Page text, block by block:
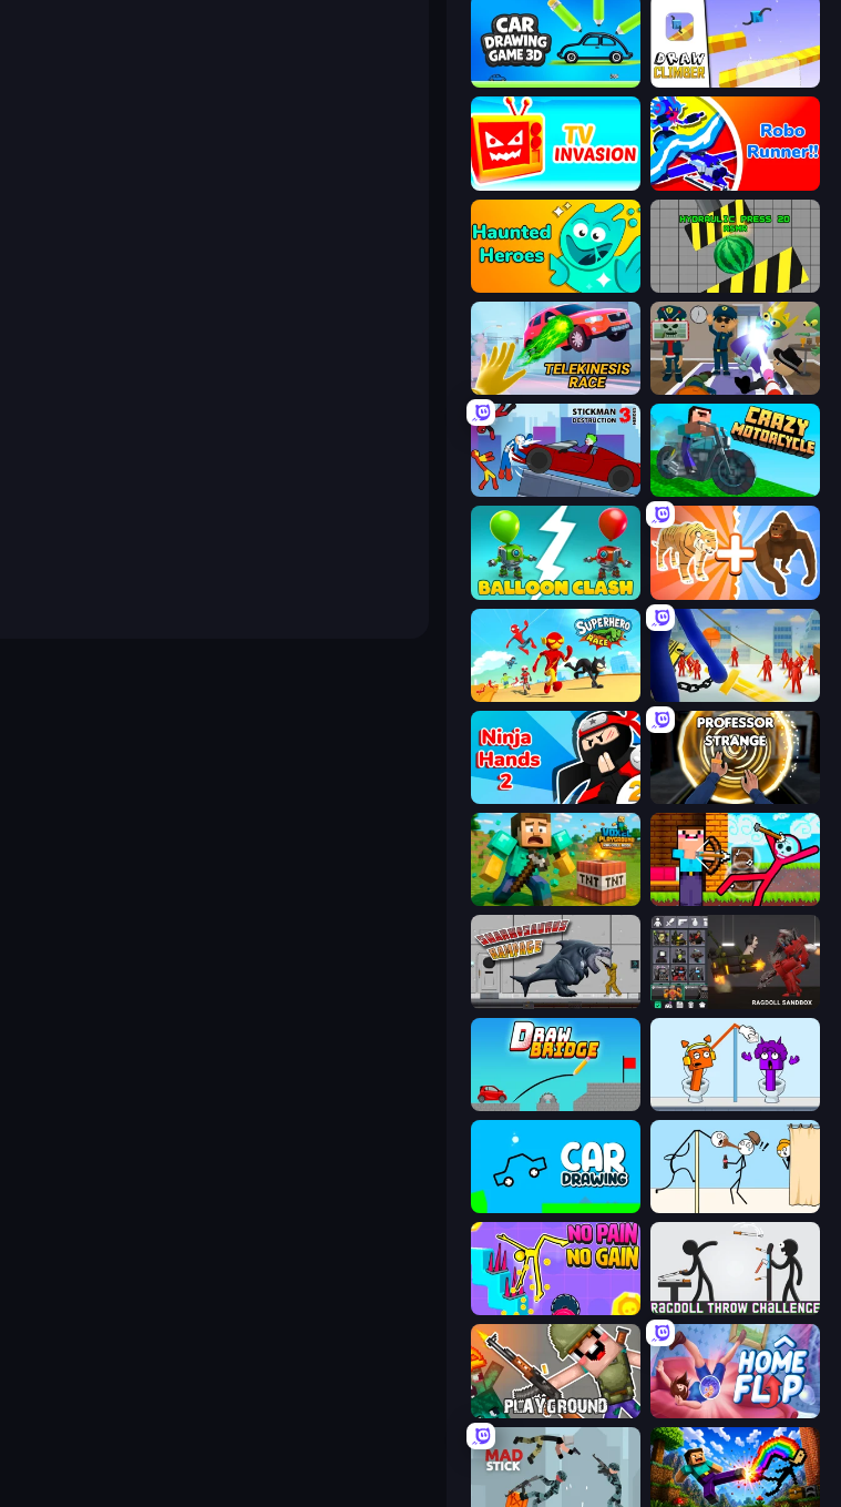
Car Drawing Game 3D Draw Climber
TV Invasion Robo Runner
Haunted Heroes Hydraulic Press 2D ASMR
Telekinesis Race 3D Find The Alien
Stickman Destruction 3 Heroes Crazy Motorcycle
Balloon Clash Animal DNA Run
Superhero Race! Slasher
Ninja Hands 2 Professor Strange
Voxel Playground: Ragdoll Noob Noob Archer vs Stickman Zombie
Sharkosaurus Rampage Last Play: Ragdoll Sandbox
Draw Bridge Square Punki Long Hand
Car Drawing Game Gomu Goman
No Pain No Gain - Ragdoll Sandbox Ragdoll Throw Challenge
Playground Home Flip